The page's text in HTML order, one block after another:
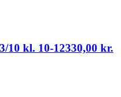
10 kl. 10-12330,00 kr.